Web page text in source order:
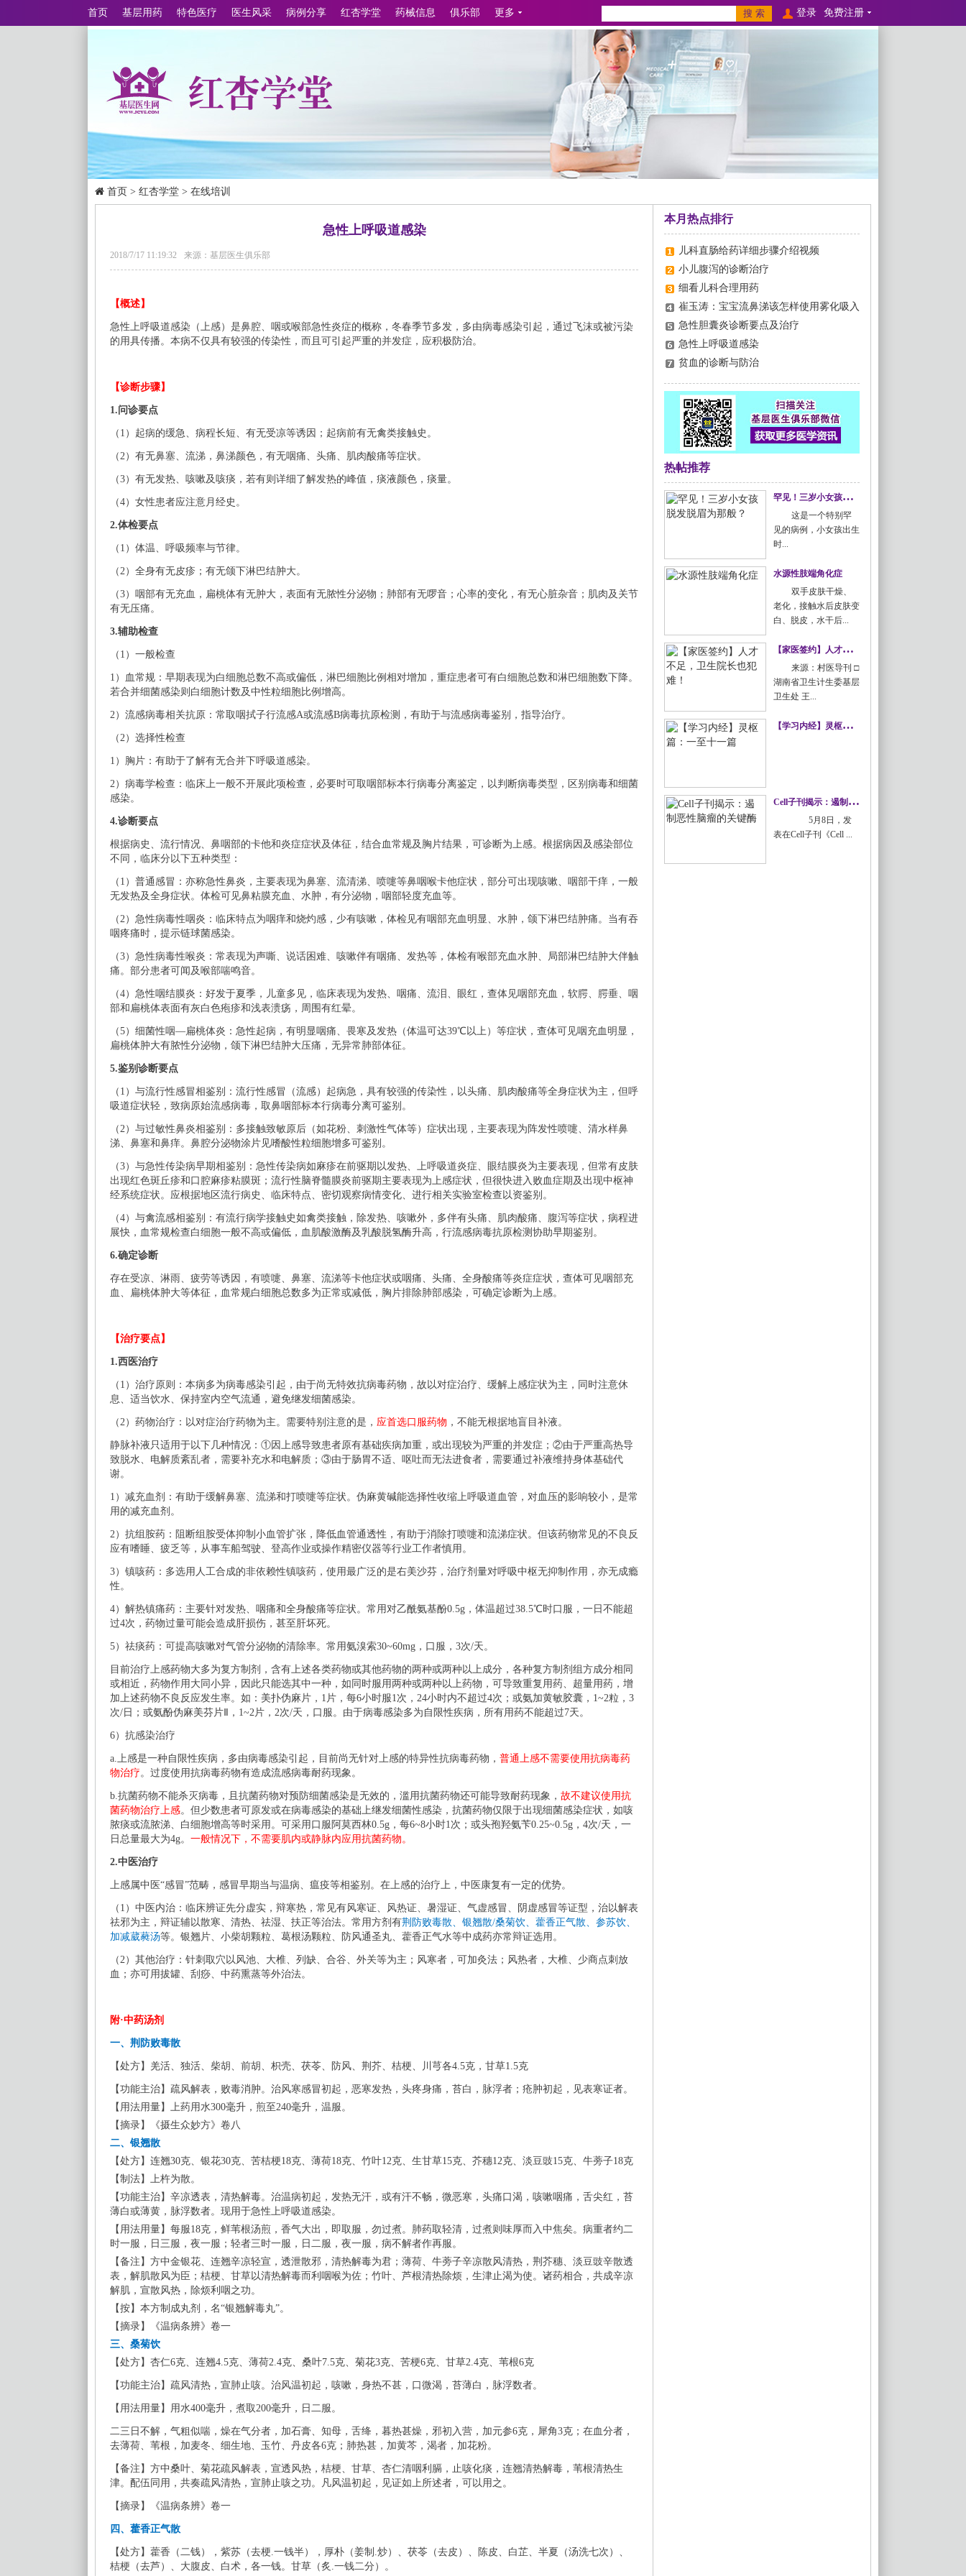
首页 基层用药 特色医疗 医生风采 病例分享 红杏学堂 药械信息 俱乐部 更多 登录 免费注册
首页 > 红杏学堂 > 在线培训
急性上呼吸道感染
2018/7/17 11:19:32 来源：基层医生俱乐部
【概述】
急性上呼吸道感染（上感）是鼻腔、咽或喉部急性炎症的概称，冬春季节多发，多由病毒感染引起，通过飞沫或被污染
的用具传播。本病不仅具有较强的传染性，而且可引起严重的并发症，应积极防治。
【诊断步骤】
1.问诊要点
（ 1）起病的缓急、病程长短、有无受凉等诱因；起病前有无禽类接触史。
（2）有无鼻塞、流涕，鼻涕颜色，有无咽痛、头痛、肌肉酸痛等症状。
（3）有无发热、咳嗽及咳痰，若有则详细了解发热的峰值，痰液颜色，痰量。
（4）女性患者应注意月经史。
2.体检要点
（ 1）体温、呼吸频率与节律。
（2）全身有无皮疹；有无颌下淋巴结肿大。
（3）咽部有无充血，扁桃体有无肿大，表面有无脓性分泌物；肺部有无啰音；心率的变化，有无心脏杂音；肌肉及关节
有无压痛。
3.辅助检查
（ 1）一般检查
1）血常规：早期表现为白细胞总数不高或偏低，淋巴细胞比例相对增加，重症患者可有白细胞总数和淋巴细胞数下降。
若合并细菌感染则白细胞计数及中性粒细胞比例增高。
2）流感病毒相关抗原：常取咽拭子行流感A或流感B病毒抗原检测，有助于与流感病毒鉴别，指导治疗。
（2）选择性检查
1）胸片：有助于了解有无合并下呼吸道感染。
2）病毒学检查：临床上一般不开展此项检查，必要时可取咽部标本行病毒分离鉴定，以判断病毒类型，区别病毒和细菌
感染。
4.诊断要点
根据病史、流行情况、鼻咽部的卡他和炎症症状及体征，结合血常规及胸片结果，可诊断为上感。根据病因及感染部位
不同，临床分以下五种类型：
（ 1）普通感冒：亦称急性鼻炎，主要表现为鼻塞、流清涕、喷嚏等鼻咽喉卡他症状，部分可出现咳嗽、咽部干痒，一般
无发热及全身症状。体检可见鼻粘膜充血、水肿，有分泌物，咽部轻度充血等。
（2）急性病毒性咽炎：临床特点为咽痒和烧灼感，少有咳嗽，体检见有咽部充血明显、水肿，颌下淋巴结肿痛。当有吞
咽疼痛时，提示链球菌感染。
（3）急性病毒性喉炎：常表现为声嘶、说话困难、咳嗽伴有咽痛、发热等，体检有喉部充血水肿、局部淋巴结肿大伴触
痛。部分患者可闻及喉部喘鸣音。
（4）急性咽结膜炎：好发于夏季，儿童多见，临床表现为发热、咽痛、流泪、眼红，查体见咽部充血，软腭、腭垂、咽
部和扁桃体表面有灰白色疱疹和浅表溃疡，周围有红晕。
（5）细菌性咽—扁桃体炎：急性起病，有明显咽痛、畏寒及发热（体温可达39℃ 以上）等症状，查体可见咽充血明显，
扁桃体肿大有脓性分泌物，颌下淋巴结肿大压痛，无异常肺部体征。
5.鉴别诊断要点
（ 1）与流行性感冒相鉴别：流行性感冒（流感）起病急，具有较强的传染性，以头痛、肌肉酸痛等全身症状为主，但呼
吸道症状轻，致病原始流感病毒，取鼻咽部标本行病毒分离可鉴别。
（2）与过敏性鼻炎相鉴别：多接触致敏原后（如花粉、刺激性气体等）症状出现，主要表现为阵发性喷嚏、清水样鼻
涕、鼻塞和鼻痒。鼻腔分泌物涂片见嗜酸性粒细胞增多可鉴别。
（3）与急性传染病早期相鉴别：急性传染病如麻疹在前驱期以发热、上呼吸道炎症、眼结膜炎为主要表现，但常有皮肤
出现红色斑丘疹和口腔麻疹粘膜斑；流行性脑脊髓膜炎前驱期主要表现为上感症状，但很快进入败血症期及出现中枢神
经系统症状。应根据地区流行病史、临床特点、密切观察病情变化、进行相关实验室检查以资鉴别。
（4）与禽流感相鉴别：有流行病学接触史如禽类接触，除发热、咳嗽外，多伴有头痛、肌肉酸痛、腹泻等症状，病程进
展快，血常规检查白细胞一般不高或偏低，血肌酸激酶及乳酸脱氢酶升高，行流感病毒抗原检测协助早期鉴别。
6.确定诊断
存在受凉、淋雨、疲劳等诱因，有喷嚏、鼻塞、流涕等卡他症状或咽痛、头痛、全身酸痛等炎症症状，查体可见咽部充
血、扁桃体肿大等体征，血常规白细胞总数多为正常或减低，胸片排除肺部感染，可确定诊断为上感。
【治疗要点】
1.西医治疗
（ 1）治疗原则：本病多为病毒感染引起，由于尚无特效抗病毒药物，故以对症治疗、缓解上感症状为主，同时注意休
息、适当饮水、保持室内空气流通，避免继发细菌感染。
（2）药物治疗：以对症治疗药物为主。需要特别注意的是， 应首选口服药物 ，不能无根据地盲目补液。
静脉补液只适用于以下几种情况： ①因上感导致患者原有基础疾病加重，或出现较为严重的并发症；②由于严重高热导
致脱水、电解质紊乱者，需要补充水和电解质；③由于肠胃不适、呕吐而无法进食者，需要通过补液维持身体基础代
谢。
1）减充血剂：有助于缓解鼻塞、流涕和打喷嚏等症状。伪麻黄碱能选择性收缩上呼吸道血管，对血压的影响较小，是常
用的减充血剂。
2）抗组胺药：阻断组胺受体抑制小血管扩张，降低血管通透性，有助于消除打喷嚏和流涕症状。但该药物常见的不良反
应有嗜睡、疲乏等，从事车船驾驶、登高作业或操作精密仪器等行业工作者慎用。
3）镇咳药：多选用人工合成的非依赖性镇咳药，使用最广泛的是右美沙芬，治疗剂量对呼吸中枢无抑制作用，亦无成瘾
性。
4）解热镇痛药：主要针对发热、咽痛和全身酸痛等症状。常用对乙酰氨基酚0.5g，体温超过38.5℃时口服，一日不能超
过4次，药物过量可能会造成肝损伤，甚至肝坏死。
5）祛痰药：可提高咳嗽对气管分泌物的清除率。常用氨溴索30~60mg，口服，3次/天。
目前治疗上感药物大多为复方制剂，含有上述各类药物或其他药物的两种或两种以上成分，各种复方制剂组方成分相同
或相近，药物作用大同小异，因此只能选其中一种，如同时服用两种或两种以上药物，可导致重复用药、超量用药，增
加上述药物不良反应发生率。如：美扑伪麻片， 1片，每6小时服1次，24小时内不超过4次；或氨加黄敏胶囊，1~2粒，3
次/日；或氨酚伪麻美芬片Ⅱ，1~2片，2次/天，口服。由于病毒感染多为自限性疾病，所有用药不能超过7天。
6）抗感染治疗
a.上感是一种自限性疾病，多由病毒感染引起，目前尚无针对上感的特异性抗病毒药物， 普通上感不需要使用抗病毒药
物治疗。过度使用抗病毒药物有造成流感病毒耐药现象。
b.抗菌药物不能杀灭病毒，且抗菌药物对预防细菌感染是无效的，滥用抗菌药物还可能导致耐药现象， 故不建议使用抗
菌药物治疗上感。但少数患者可原发或在病毒感染的基础上继发细菌性感染，抗菌药物仅限于出现细菌感染症状，如咳
脓痰或流脓涕、白细胞增高等时采用。可采用口服阿莫西林0.5g，每6~8小时1次；或头孢羟氨苄0.25~0.5g，4次/天，一
日总量最大为4g。 一般情况下，不需要肌内或静脉内应用抗菌药物。
2.中医治疗
上感属中医“感冒”范畴，感冒早期当与温病、瘟疫等相鉴别。在上感的治疗上，中医康复有一定的优势。
（ 1）中医内治：临床辨证先分虚实，辩寒热，常见有风寒证、风热证、暑湿证、气虚感冒、阴虚感冒等证型，治以解表
祛邪为主，辩证辅以散寒、清热、祛湿、扶正等治法。常用方剂有荆防败毒散、银翘散/桑菊饮、藿香正气散、参苏饮、
加减葳蕤汤等。银翘片、小柴胡颗粒、葛根汤颗粒、防风通圣丸、藿香正气水等中成药亦常辩证选用。
（2）其他治疗：针刺取穴以风池、大椎、列缺、合谷、外关等为主；风寒者，可加灸法；风热者，大椎、少商点刺放
血；亦可用拔罐、刮痧、中药熏蒸等外治法。
附·中药汤剂
一、 荆防败毒散
【处方】 羌活、 独活、 柴胡 、 前胡 、 枳壳、 茯苓、 防风、 荆芥、 桔梗、 川芎各4.5克 ， 甘草1.5克
【功能主治】 疏风解表，败毒消肿。治风寒感冒初起，恶寒发热，头疼身痛，苔白，脉浮者；疮肿初起，见表寒证者。
【 用法用量】 上药用水300毫升，煎至240毫升，温服。
【摘录】
《摄生众妙方》卷八
二、 银翘散
【处方】 连翘30克、 银花30克、 苦桔梗18克、 薄荷18克、 竹叶12克、 生甘草15克、 芥穗12克、 淡豆豉15克、 牛蒡子18克
【制法】 上杵为散。
【功能主治】 辛凉透表，清热解毒。治温病初起，发热无汗，或有汗不畅，微恶寒，头痛口渴，咳嗽咽痛，舌尖红，苔
薄白或薄黄，脉浮数者。现用于急性上呼吸道感染。
【 用法用量】 每服18克，鲜苇根汤煎，香气大出，即取服，勿过煮。肺药取轻清，过煮则味厚而入中焦矣。病重者约二
时一服，日三服，夜一服；轻者三时一服，日二服，夜一服，病不解者作再服。
【备注 】 方中金银花、连翘辛凉轻宣，透泄散邪，清热解毒为君；薄荷、牛蒡子辛凉散风清热，荆芥穗、淡豆豉辛散透
表，解肌散风为臣；桔梗、甘草以清热解毒而利咽喉为佐；竹叶、芦根清热除烦，生津止渴为使。诸药相合，共成辛凉
解肌，宣散风热，除烦利咽之功。
【按】 本方制成丸剂，名“银翘解毒丸”。
【摘录】
《温病条辨》卷一
三、 桑菊饮
【处方】 杏仁6克、 连翘4.5克、 薄荷2.4克、 桑叶7.5克、 菊花3克、 苦梗6克、 甘草2.4克、 苇根6克
【功能主治】 疏风清热，宣肺止咳。治风温初起，咳嗽，身热不甚，口微渴，苔薄白，脉浮数者。
【 用法用量】 用水400毫升，煮取200毫升，日二服。
二三日不解，气粗似喘，燥在气分者，加石膏、知母，舌绛，暮热甚燥，邪初入营，加元参6克，犀角3克；在血分者，
去薄荷、苇根，加麦冬、细生地、玉竹、丹皮各6克；肺热甚，加黄芩，渴者，加花粉。
【备注 】 方中桑叶、菊花疏风解表，宣透风热，桔梗、甘草、杏仁清咽利膈，止咳化痰，连翘清热解毒，苇根清热生
津。配伍同用，共奏疏风清热，宣肺止咳之功。凡风温初起，见证如上所述者，可以用之。
【摘录】 《温病条辨》卷一
四、 藿香正气散
【处方】 藿香（二钱），紫苏（去梗.一钱半），厚朴（姜制.炒）、茯苓（去皮）、陈皮、白芷、半夏（汤洗七次）、
桔梗（去芦）、大腹皮、白术，各一钱。甘草（炙.一钱二分）。
本月热点排行
儿科直肠给药详细步骤介绍视频
小儿腹泻的诊断治疗
细看儿科合理用药
崔玉涛：宝宝流鼻涕该怎样使用雾化吸入
急性胆囊炎诊断要点及治疗
急性上呼吸道感染
贫血的诊断与防治
热帖推荐
罕
见！三岁小女孩脱发脱眉为那般？
这是一个特别罕
见的病例，小女孩出生
时...
水源性肢端角化症
双手皮肤干燥、
老化，接触水后皮肤变
白、脱皮，水干后...
【
家医签约】人才不足，卫生院长也犯难！
来源：村医导刊 □
湖南省卫生计生委基层
卫生处 王...
【
学习内经】灵枢篇：一至十一篇
C
ell子刊揭示：遏制恶性脑瘤的关键酶
5月8日，发
表在Cell子刊《Cell ...